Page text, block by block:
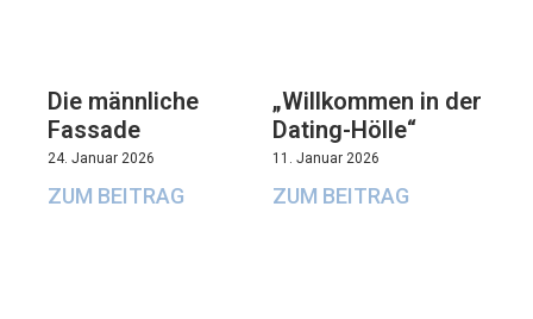
Die männliche
Fassade
24. Januar 2026
ZUM BEITRAG
„Willkommen in der
Dating-Hölle“
11. Januar 2026
ZUM BEITRAG